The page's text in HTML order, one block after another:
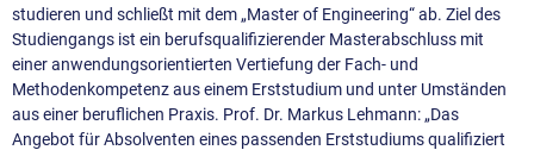
studieren und schließt mit dem „Master of Engineering“ ab. Ziel des
Studiengangs ist ein berufsqualifizierender Masterabschluss mit
einer anwendungsorientierten Vertiefung der Fach- und
Methodenkompetenz aus einem Erststudium und unter Umständen
aus einer beruflichen Praxis. Prof. Dr. Markus Lehmann: „Das
Angebot für Absolventen eines passenden Erststudiums qualifiziert